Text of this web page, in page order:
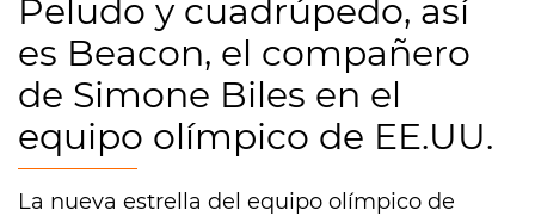
Peludo y cuadrúpedo, así
es Beacon, el compañero
de Simone Biles en el
equipo olímpico de EE.UU.
La nueva estrella del equipo olímpico de